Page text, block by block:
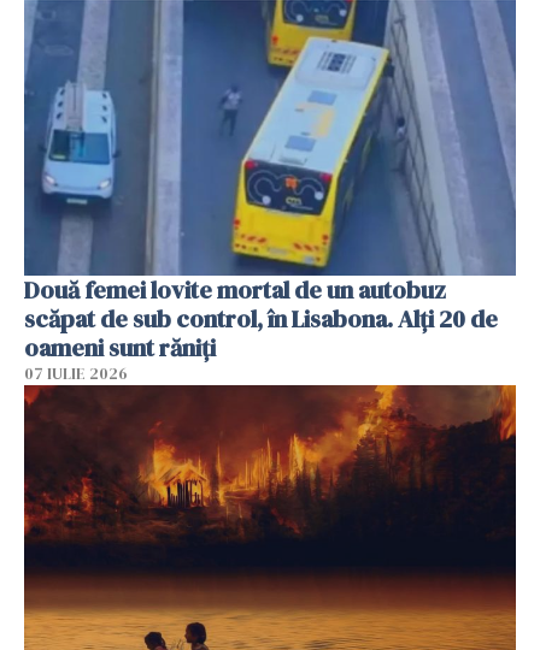
Două femei lovite mortal de un autobuz
scăpat de sub control, în Lisabona. Alți 20 de
oameni sunt răniți
07 IULIE 2026